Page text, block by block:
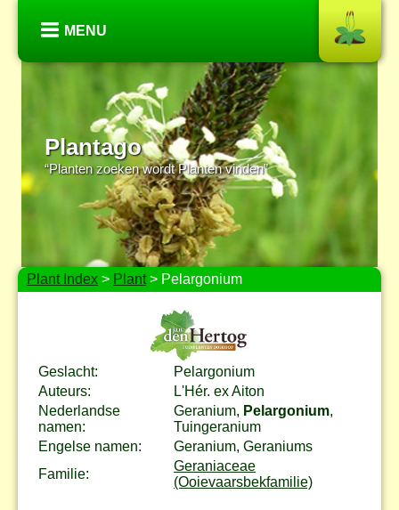
MENU
Plantago
“Planten zoeken wordt Planten vinden”
Plant Index > Plant> Pelargonium
Geslacht:
Pelargonium
Auteurs:
L'Hér. ex Aiton
Nederlandse
namen:
Geranium, Pelargonium,
Tuingeranium
Engelse namen:
Geranium, Geraniums
Familie:
Geraniaceae
(Ooievaarsbekfamilie)